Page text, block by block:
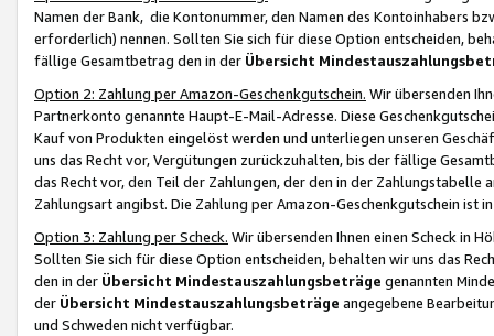
Namen der Bank, die Kontonummer, den Namen des Kontoinhabers
erforderlich) nennen. Sollten Sie sich für diese Option entscheiden,
fällige Gesamtbetrag den in der Übersicht
Option 2: Zahlung per Amazon-Geschenkgutschein. Wir übersenden
Partnerkonto genannte Haupt-E-Mail-Adresse. Diese
Kauf von Produkten eingelöst werden und unterliegen unseren
uns das Recht vor, Vergütungen zurückzuhalten, bis der fällige
das Recht vor, den Teil der Zahlungen, der den in der
Zahlungsart angibst. Die Zahlung per Amazon-Geschenkgutschein ist
Option 3: Zahlung per Scheck. Wir übersenden Ihnen einen Scheck in
Sollten Sie sich für diese Option entscheiden, behalten wir uns das
den in der Übersicht Mindestauszahlungsbeträge genannten
der Übersicht Mindestauszahlungsbeträge angegebene
und Schweden nicht verfügbar.